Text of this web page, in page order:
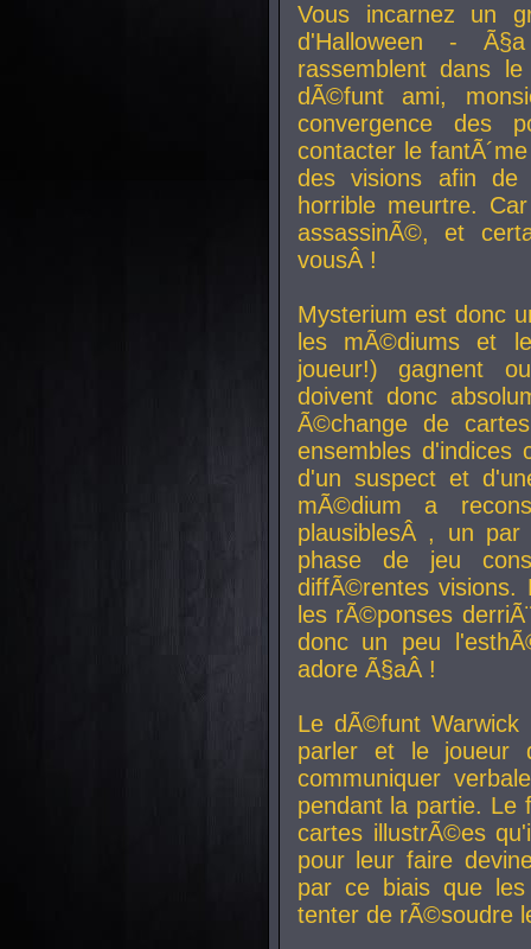
Vous incarnez un
d'Halloween -
rassemblent dans
dÃ©funt ami,
convergence des
contacter le
des visions afin
horrible meurtre.
assassinÃ©, et
vousÂ !
Mysterium est donc
les mÃ©diums et
joueur!) gagnent
doivent donc
Ã©change de
ensembles d'indices
d'un suspect et
mÃ©dium a
plausiblesÂ , un par
phase de jeu
diffÃ©rentes visions.
les rÃ©ponses
donc un peu
adore Ã§aÂ !
Le dÃ©funt Warwick
parler et le joueur
communiquer
pendant la partie. Le
cartes illustrÃ©es
pour leur faire
par ce biais que
tenter de rÃ©soudre